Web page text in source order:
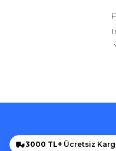
© Tüm hakları saklıdır.
3000 TL+ Ücretsiz